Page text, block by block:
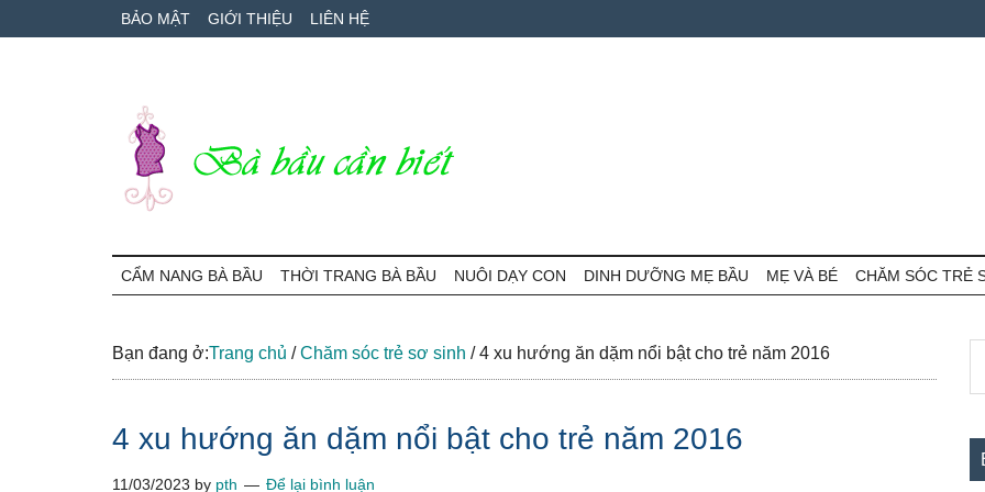
to
to
qua
BẢO MẬT GIỚI THIỆU LIÊN HỆ
Bà
Bầu
Cần
nang
mang
và
chăm
bé
CẨM NANG BÀ BẦU THỜI TRANG BÀ BẦU NUÔI DẠY CON DINH DƯỠNG MẸ BẦU MẸ VÀ BÉ CHĂM SÓC TRẺ
Bạn đang ở:Trang chủ / Chăm sóc trẻ sơ sinh /4 xu hướng ăn dặm nổi bật cho trẻ năm 2016
4 xu hướng ăn dặm nổi bật cho trẻ năm 2016
11/03/2023 by pth Để lại bình luận
...